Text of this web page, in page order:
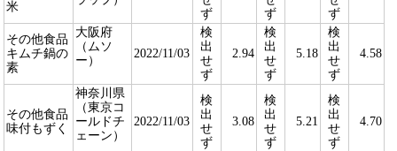
米
ず
ず
ず
その他食品
キムチ鍋の
素
大阪府
（ムソ
ー）
2022/11/03
検
出
せ
ず
2.94
検
出
せ
ず
5.18
検
出
せ
ず
4.58
その他食品
味付もずく
神奈川県
（東京コ
ールドチ
ェーン）
2022/11/03
検
出
せ
ず
3.08
検
出
せ
ず
5.21
検
出
せ
ず
4.70